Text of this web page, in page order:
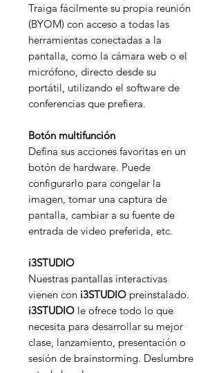
Traiga fácilmente su propia reunión
(BYOM) con acceso a todas las
herramientas conectadas a la
pantalla, como la cámara web o el
micrófono, directo desde su
portátil, utilizando el software de
conferencias que prefiera.
Botón multifunción
Defina sus acciones favoritas en un
botón de hardware. Puede
configurarlo para congelar la
imagen, tomar una captura de
pantalla, cambiar a su fuente de
entrada de video preferida, etc.
i3STUDIO
Nuestras pantallas interactivas
vienen con i3STUDIO preinstalado.
i3STUDIO le ofrece todo lo que
necesita para desarrollar su mejor
clase, lanzamiento, presentación o
sesión de brainstorming. Deslumbre